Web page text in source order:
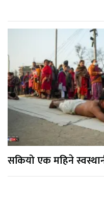
सकियो एक महिने